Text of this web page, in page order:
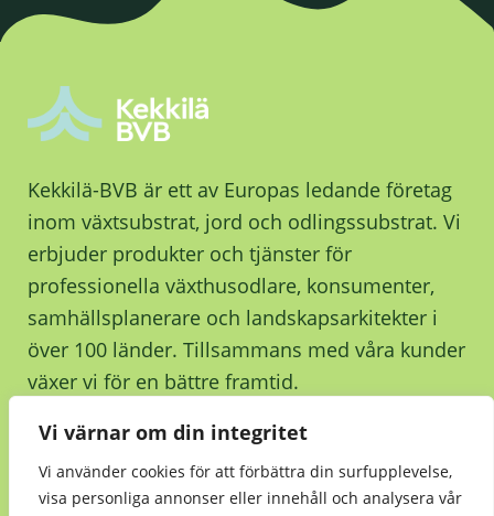
Vi värnar om din integritet
Vi använder cookies för att förbättra din surfupplevelse,
visa personliga annonser eller innehåll och analysera vår
Kekkilä-BVB är ett av Europas ledande företag
inom växtsubstrat, jord och odlingssubstrat. Vi
erbjuder produkter och tjänster för
professionella växthusodlare, konsumenter,
samhällsplanerare och landskapsarkitekter i
över 100 länder. Tillsammans med våra kunder
växer vi för en bättre framtid.
Kontakta oss